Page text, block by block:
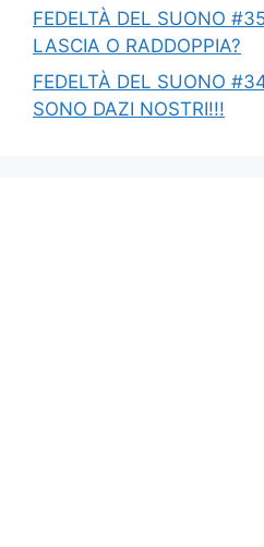
FEDELTÀ DEL SUONO
LASCIA O RADDOPPIA?
FEDELTÀ DEL SUONO
SONO DAZI NOSTRI!!!